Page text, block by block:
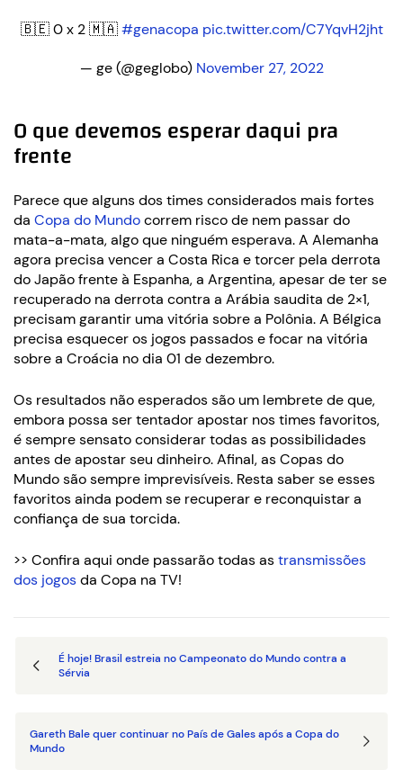
🇧🇪 0 x 2 🇲🇦#genacopa pic.twitter.com/C7YqvH2jht
— ge (@geglobo) November 27, 2022
O que devemos esperar daqui pra
frente
Parece que alguns dos times considerados mais fortes
da Copa do Mundocorrem risco de nem passar do
mata-a-mata, algo que ninguém esperava. A Alemanha
agora precisa vencer a Costa Rica e torcer pela derrota
do Japão frente à Espanha, a Argentina, apesar de ter se
recuperado na derrota contra a Arábia saudita de 2×1,
precisam garantir uma vitória sobre a Polônia. A Bélgica
precisa esquecer os jogos passados e focar na vitória
sobre a Croácia no dia 01 de dezembro.
Os resultados não esperados são um lembrete de que,
embora possa ser tentador apostar nos times favoritos,
é sempre sensato considerar todas as possibilidades
antes de apostar seu dinheiro. Afinal, as Copas do
Mundo são sempre imprevisíveis. Resta saber se esses
favoritos ainda podem se recuperar e reconquistar a
confiança de sua torcida.
>> Confira aqui onde passarão todas astransmissões
dos jogosda Copa na TV!
É hoje! Brasil estreia no Campeonato do Mundo contra a
Sérvia
Gareth Bale quer continuar no País de Gales após a Copa do
Mundo